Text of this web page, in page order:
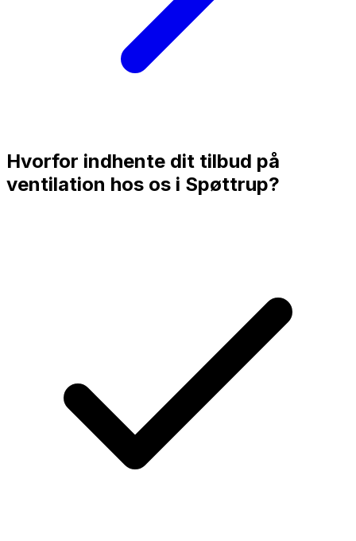
Hvorfor indhente dit tilbud på
ventilation hos os i Spøttrup?